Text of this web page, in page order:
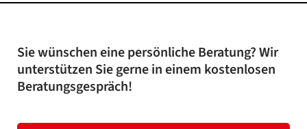
Sie wünschen eine persönliche Beratung? Wir
unterstützen Sie gerne in einem kostenlosen
Beratungsgespräch!